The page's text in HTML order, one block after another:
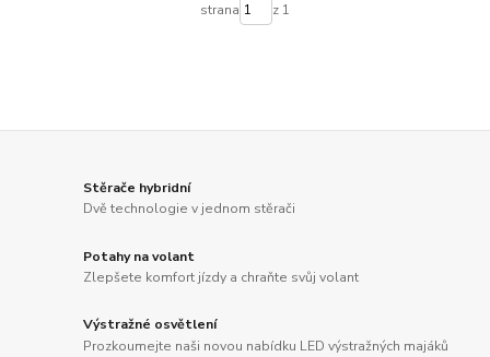
strana z 1
Stěrače hybridní
Dvě technologie v jednom stěrači
Potahy na volant
Zlepšete komfort jízdy a chraňte svůj volant
Výstražné osvětlení
Prozkoumejte naši novou nabídku LED výstražných majáků